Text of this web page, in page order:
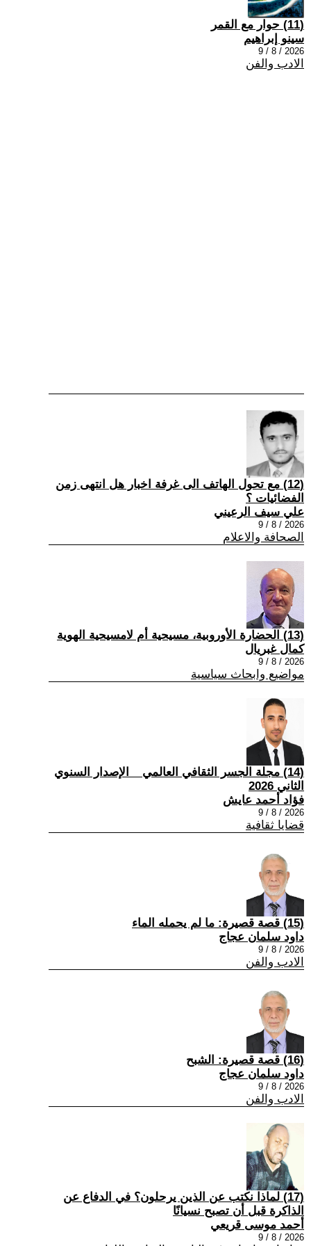
(11) حوار مع القمر
سينو إبراهيم
2026 / 8 / 9
الادب والفن
(12) مع تحول الهاتف الى غرفة اخبار هل انتهى زمن
الفضائيات ؟
علي سيف الرعيني
2026 / 8 / 9
الصحافة والاعلام
(13) الحضارة الأوروبية، مسيحية أم لامسيحية الهوية
كمال غبريال
2026 / 8 / 9
مواضيع وابحاث سياسية
(14) مجلة الجسر الثقافي العالمي _ الإصدار السنوي
الثاني 2026
فؤاد أحمد عايش
2026 / 8 / 9
قضايا ثقافية
(15) قصة قصيرة: ما لم يحمله الماء
داود سلمان عجاج
2026 / 8 / 9
الادب والفن
(16) قصة قصيرة: الشبح
داود سلمان عجاج
2026 / 8 / 9
الادب والفن
(17) لماذا نكتب عن الذين يرحلون؟ في الدفاع عن
الذاكرة قبل أن تصبح نسيانًا
أحمد موسى قريعي
2026 / 8 / 9